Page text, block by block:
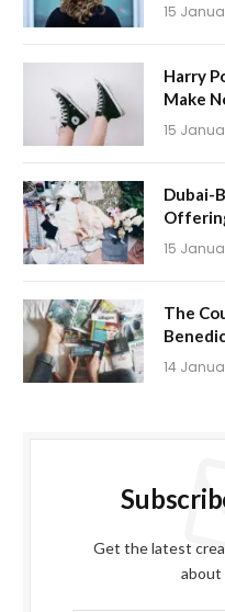
15
Harry
Make
15
Dubai-
15
The
14
Get the latest
about